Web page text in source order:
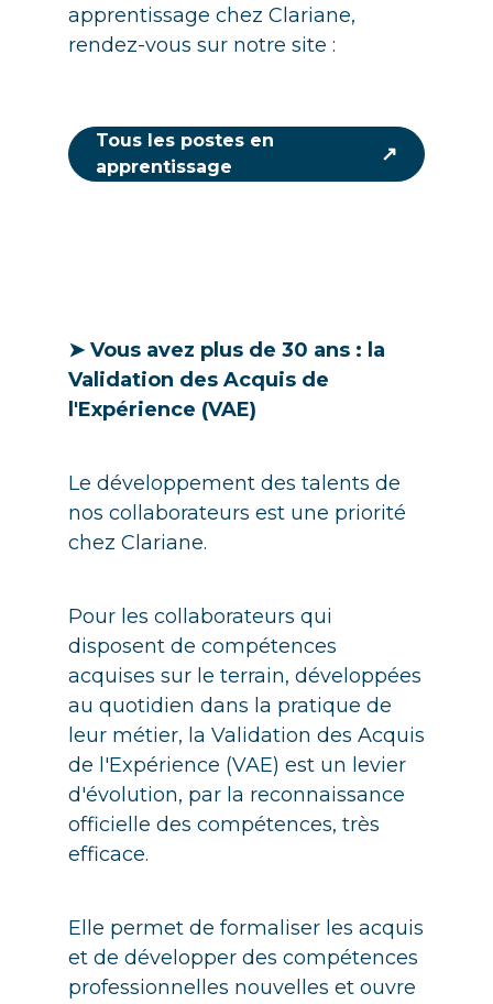
apprentissage chez Clariane,
rendez-vous sur notre site :
Tous les postes en
apprentissage
↗
➤ Vous avez plus de 30 ans : la
Validation des Acquis de
l'Expérience (VAE)
Le développement des talents de
nos collaborateurs est une priorité
chez Clariane.
Pour les collaborateurs qui
disposent de compétences
acquises sur le terrain, développées
au quotidien dans la pratique de
leur métier, la Validation des Acquis
de l'Expérience (VAE) est un levier
d'évolution, par la reconnaissance
officielle des compétences, très
efficace.
Elle permet de formaliser les acquis
et de développer des compétences
professionnelles nouvelles et ouvre